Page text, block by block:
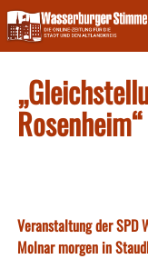
Skip
to
content
Rosenheim“
Veranstaltung der SPD
Molnar morgen in